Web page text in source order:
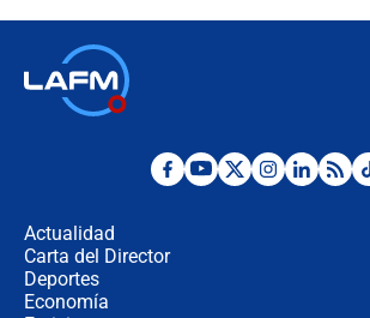
Desde dermatitis
Actualidad
Carta del Director
Deportes
Economía